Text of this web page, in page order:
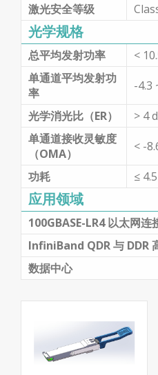
激光安全等级
光学规格
总平均发射功率
<
单通道平均发射功
率
-4.3
光学消光比（ER）
> 4
单通道接收灵敏度
（OMA）
< -
功耗
≤
应用领域
100GBASE-LR4 以太网
InfiniBand QDR 与 DDR
数据中心